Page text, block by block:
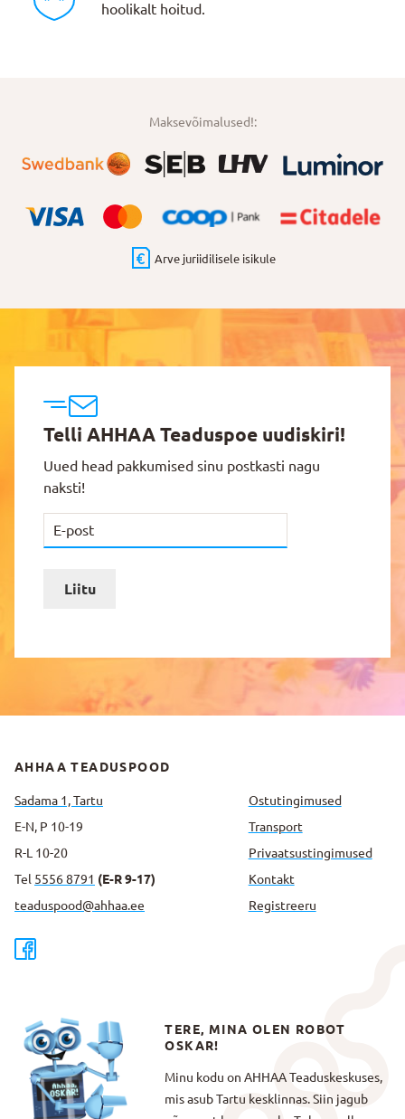
hoolikalt hoitud.
Maksevõimalused!:
Arve juriidilisele isikule
Telli AHHAA Teaduspoe uudiskiri!
Uued head pakkumised sinu postkasti nagu
naksti!
Liitu
AHHAA TEADUSPOOD
Sadama 1, Tartu
E-N, P 10-19
R-L 10-20
Tel 5556 8791 (E-R 9-17)
teaduspood@ahhaa.ee
Ostutingimused
Transport
Privaatsus­tingimused
Kontakt
Registreeru
TERE, MINA OLEN ROBOT
OSKAR!
Minu kodu on AHHAA Teaduskeskuses,
mis asub Tartu kesklinnas. Siin jagub